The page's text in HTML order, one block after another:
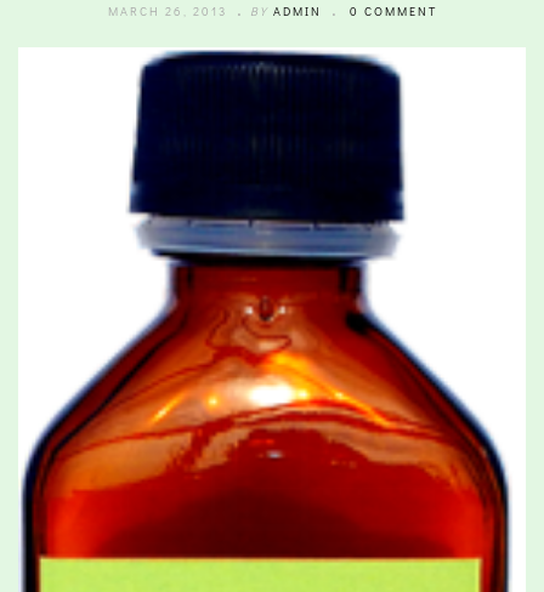
MARCH 26, 2013 BY ADMIN 0 COMMENT